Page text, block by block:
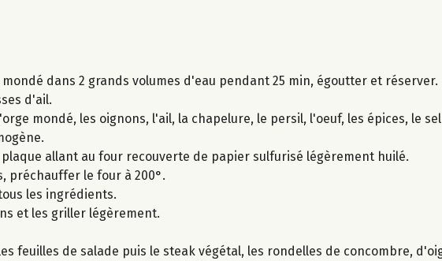
dans 2 grands volumes d'eau pendant 25 min, égoutter et réserver.
d'ail.
mondé, les oignons, l'ail, la chapelure, le persil, l'oeuf, les épices, le
allant au four recouverte de papier sulfurisé légèrement huilé.
préchauffer le four à 200°.
les ingrédients.
et les griller légèrement.
feuilles de salade puis le steak végétal, les rondelles de concombre,